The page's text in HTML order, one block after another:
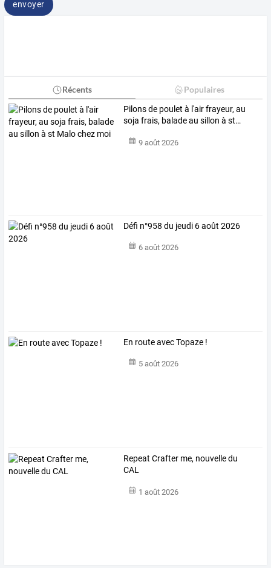
envoyer
Récents Populaires
Pilonsde poulet à l'airfrayeur, au
soja frais, baladeau sillon à st…
9 août 2026
Défi n°958 du jeudi 6 août 2026
6 août 2026
En route avec Topaze !
5 août 2026
Repeat Crafter me, nouvelle du
CAL
1 août 2026